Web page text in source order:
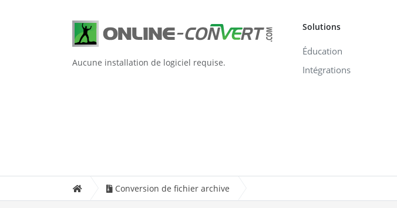
Aucune installation de logiciel requise.
Solutions
Éducation
Intégrations
Conversion de fichier archive